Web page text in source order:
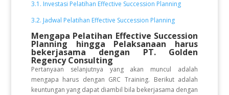
3.1. Investasi Pelatihan Effective Succession Planning
3.2. Jadwal Pelatihan Effective Succession Planning
Mengapa Pelatihan Effective Succession
Planning hingga Pelaksanaan harus
bekerjasama dengan PT. Golden
Regency Consulting
Pertanyaan selanjutnya yang akan muncul adalah
mengapa harus dengan GRC Training. Berikut adalah
keuntungan yang dapat diambil bila bekerjasama dengan